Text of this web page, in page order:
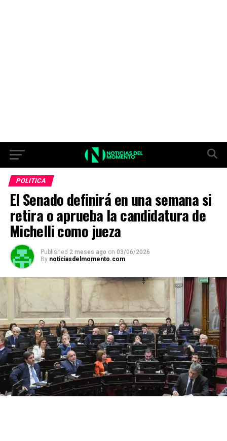
POLITICA
El Senado definirá en una semana si
retira o aprueba la candidatura de
Michelli como jueza
Published 2 meses ago on 03/06/2026
By noticiasdelmomento.com